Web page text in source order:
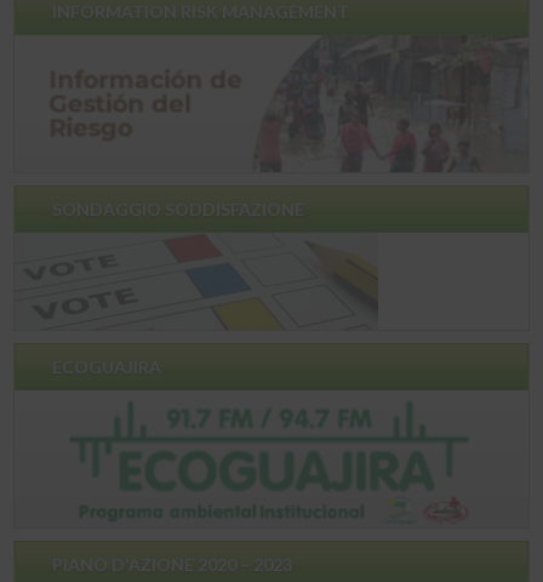
INFORMATION RISK MANAGEMENT
SONDAGGIO SODDISFAZIONE
ECOGUAJIRA
PIANO D'AZIONE 2020 – 2023